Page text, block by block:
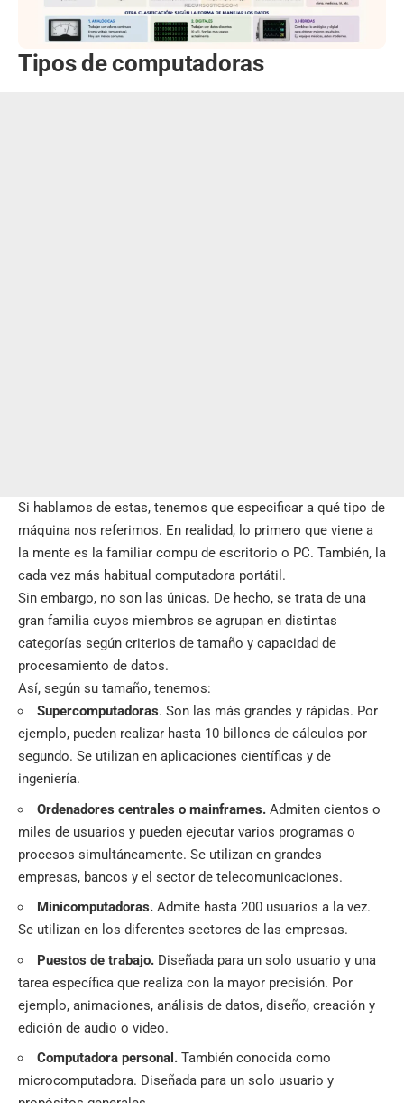
Tipos de computadoras
Si hablamos de estas, tenemos que especificar a qué tipo de
máquina nos referimos. En realidad, lo primero que viene a
la mente es la familiar compu de escritorio o PC. También, la
cada vez más habitual computadora portátil.
Sin embargo, no son las únicas. De hecho, se trata de una
gran familia cuyos miembros se agrupan en distintas
categorías según criterios de tamaño y capacidad de
procesamiento de datos.
Así, según su tamaño, tenemos:
Supercomputadoras. Son las más grandes y rápidas. Por
ejemplo, pueden realizar hasta 10 billones de cálculos por
segundo. Se utilizan en aplicaciones científicas y de
ingeniería.
Ordenadores centrales o mainframes. Admiten cientos o
miles de usuarios y pueden ejecutar varios programas o
procesos simultáneamente. Se utilizan en grandes
empresas, bancos y el sector de telecomunicaciones.
Minicomputadoras. Admite hasta 200 usuarios a la vez.
Se utilizan en los diferentes sectores de las empresas.
Puestos de trabajo. Diseñada para un solo usuario y una
tarea específica que realiza con la mayor precisión. Por
ejemplo, animaciones, análisis de datos, diseño, creación y
edición de audio o video.
Computadora personal. También conocida como
microcomputadora. Diseñada para un solo usuario y